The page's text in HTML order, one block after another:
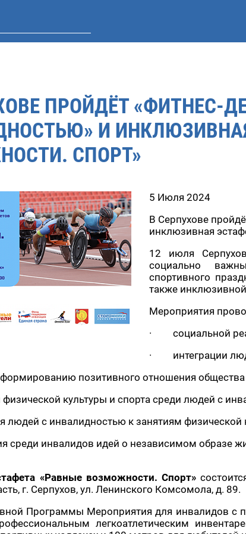
ПРОЙДЁТ «ФИТНЕС-
И
СПОРТ»
5 Июля 2024
В Серпухове
инклюзивная
12 июля
социально
спортивного
также
Мероприятия
· социальной
· интеграции
позитивного отношения
культуры и спорта среди людей с
с инвалидностью к занятиям физической
инвалидов идей о независимом образе
«Равные возможности. Спорт»
г. Серпухов, ул. Ленинского Комсомола, д. 89.
Программы Мероприятия для инвалидов с
легкоатлетическим